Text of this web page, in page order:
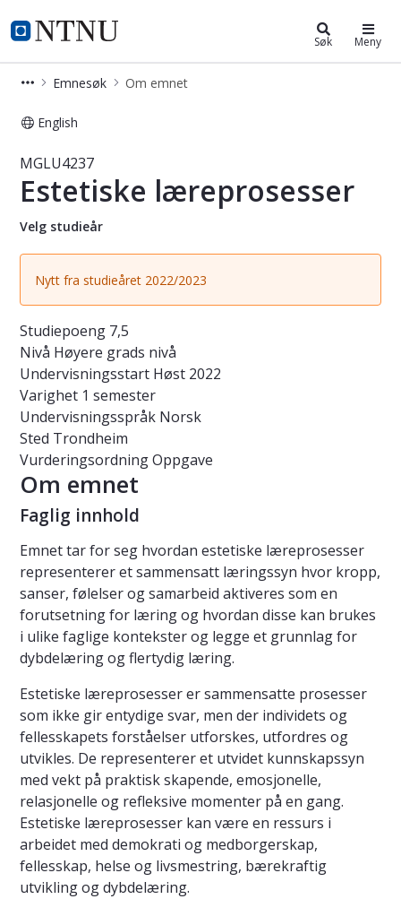
NTNU Hjemmeside
Studier Søk Meny
Emnesøk Om emnet
English
Emne - Estetiske læreprosesser -
MGLU4237
Estetiske læreprosesser
Velg studieår
Nytt fra studieåret 2022/2023
Studiepoeng 7,5
Nivå Høyere grads nivå
Undervisningsstart Høst 2022
Varighet 1 semester
Undervisningsspråk Norsk
Sted Trondheim
VurderingsordningOppgave
Om emnet
Faglig innhold
Emnet tar for seg hvordan estetiske læreprosesser
representerer et sammensatt læringssyn hvor kropp,
sanser, følelser og samarbeid aktiveres som en
forutsetning for læring og hvordan disse kan brukes
i ulike faglige kontekster og legge et grunnlag for
dybdelæring og flertydig læring.
Estetiske læreprosesser er sammensatte prosesser
som ikke gir entydige svar, men der individets og
fellesskapets forståelser utforskes, utfordres og
utvikles. De representerer et utvidet kunnskapssyn
med vekt på praktisk skapende, emosjonelle,
relasjonelle og refleksive momenter på en gang.
Estetiske læreprosesser kan være en ressurs i
arbeidet med demokrati og medborgerskap,
fellesskap, helse og livsmestring, bærekraftig
utvikling og dybdelæring.